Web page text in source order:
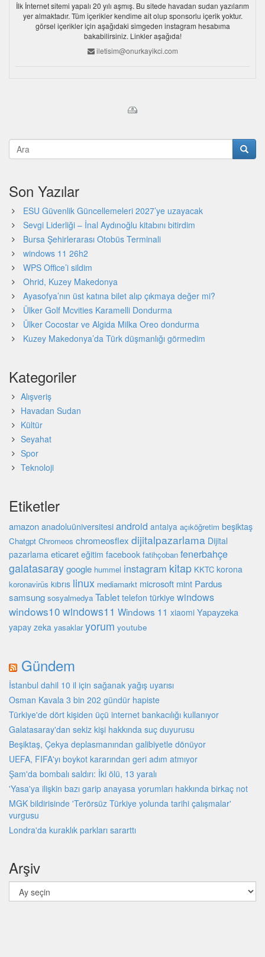
İlk İnternet sitemi yapalı 20 yılı aşmış. Bu sitede havadan sudan yazılarım
yer almaktadır. Tüm içerikler kendime ait olup sponsorlu içerik yoktur.
görsel içerikler için aşağıdaki simgeden instagram hesabıma
bakabilirsiniz. Linkler aşağıda!
iletisim@onurkayikci.com
Son Yazılar
ESU Güvenlik Güncellemeleri 2027’ye uzayacak
Sevgi Liderliği – İnal Aydınoğlu kitabını bitirdim
Bursa Şehirlerarası Otobüs Terminali
windows 11 26h2
WPS Office’i sildim
Ohrid, Kuzey Makedonya
Ayasofya’nın üst katına bilet alıp çıkmaya değer mi?
Ülker Golf Mcvities Karamelli Dondurma
Ülker Cocostar ve Algida Milka Oreo dondurma
Kuzey Makedonya’da Türk düşmanlığı görmedim
Kategoriler
Alışveriş
Havadan Sudan
Kültür
Seyahat
Spor
Teknoloji
Etiketler
amazon anadoluüniversitesi android antalya açıköğretim beşiktaş
Chatgpt Chromeos chromeosflex dijitalpazarlama Dijital
pazarlama eticaret eğitim facebook fatihçoban fenerbahçe
galatasaraygoogle hummel instagram kitap KKTC korona
koronavirüs kıbrıs linux mediamarkt microsoft mint Pardus
samsung sosyalmedya Tablet telefon türkiyewindows
windows10 windows11 Windows 11 xiaomi Yapayzeka
yapay zeka yasaklar yorum youtube
Gündem
İstanbul dahil 10 il için sağanak yağış uyarısı
Osman Kavala 3 bin 202 gündür hapiste
Türkiye'de dört kişiden üçü internet bankacılığı kullanıyor
Galatasaray'dan sekiz kişi hakkında suç duyurusu
Beşiktaş, Çekya deplasmanından galibiyetle dönüyor
UEFA, FIFA'yı boykot kararından geri adım atmıyor
Şam'da bombalı saldırı: İki ölü, 13 yaralı
'Yasa'ya ilişkin bazı garip anayasa yorumları hakkında birkaç not
MGK bildirisinde 'Terörsüz Türkiye yolunda tarihi çalışmalar'
vurgusu
Londra'da kuraklık parkları sararttı
Arşiv
Arşiv